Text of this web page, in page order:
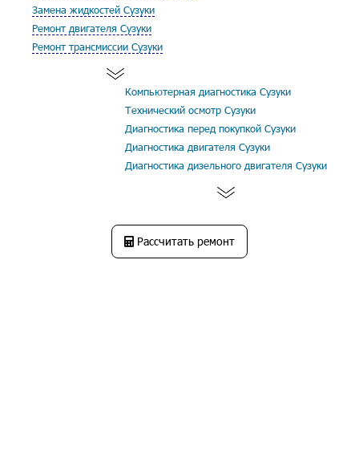
Замена жидкостей Сузуки
Ремонт двигателя Сузуки
Ремонт трансмиссии Сузуки
Компьютерная диагностика Сузуки
Технический осмотр Сузуки
Диагностика перед покупкой Сузуки
Диагностика двигателя Сузуки
Диагностика дизельного двигателя Сузуки
Рассчитать ремонт